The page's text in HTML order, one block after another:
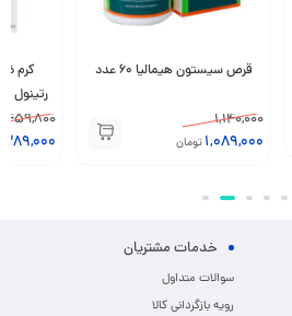
قرص سیستون هیمالیا 60 عدد
1,140,000
1,089,000 تومان
کرم
459,800
389,000
خدمات مشتریان
سوالات متداول
رویه بازگردانی کالا